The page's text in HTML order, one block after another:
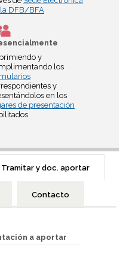
DFB/BFA
y
los
y
en los
de presentación
Tramitar y doc. aportar
Contacto
a aportar